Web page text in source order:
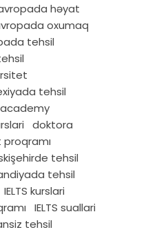
həyat
oxumaq
tehsil
tehsil
doktora
tehsil
tehsil
IELTS kurslari
IELTS suallari
tehsil